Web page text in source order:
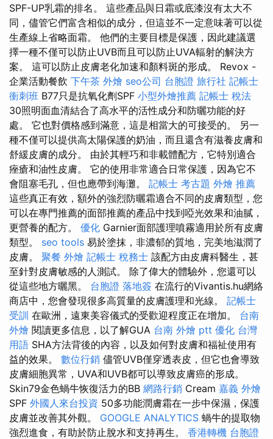
SPF-UP乳霜的排名。 這些產品與日霜或底漆沒有太大不
同，儘管它們富含相似的成分，但這並不一定意味著可以從
生產線上省略面霜。 他們的主要目標是保護，因此建議選
擇一種不僅可以防止UVB而且可以防止UVA輻射的解決方
案。 這可以防止皮膚老化加速和顏料斑的形成。 Revox -
企業活動餐飲 下午茶 外燴 seo公司 台胞證 旅行社 記帳士
衝刺班 B77只是抗氧化劑SPF 小型外燴推薦 記帳士 稅法
30照明面血清結合了高水平的活性成分和防曬功能的好
處。 它也對價格感到滿意，這是相當大的可接受的。 另一
種不僅可以提供高太陽保護的奶油，而且還含有滋養皮膚和
舒緩皮膚的成分。 由於其輕巧和非載體配方，它特別適合
痤瘡和油性皮膚。 它的使用非常適合日常保護，因為它不
會阻塞毛孔，但也應帶到海灘。 記帳士 考古題 外燴 推薦
這些真正有效，額外的強烈防曬霜適合不同的皮膚類型，您
可以在專門推薦的面部推薦的產品中找到啞光效果和油膩，
更營養的配方。 優化 Garnier面部護理噴霧適用於所有皮膚
類型。 seo tools 易於塗抹，非濃郁的質地，完美地滋潤了
皮膚。 聚餐 外燴 記帳士 稅務士 該配方由皮膚科醫生，甚
至針對皮膚敏感的人測試。 除了偉大的體驗外，您還可以
從這些地方曬黑。 台胞證 落地簽 在流行的Vivantis.hu網絡
商店中，您會發現很多高質量的皮膚護理和光線。 記帳士
受訓 在歐洲，遠東美容儀式的受歡迎程度正在增加。 台南
外燴 閱讀更多信息，以了解GUA 台南 外燴 ptt 優化 台灣
用語 SHA方法背後的內容，以及如何對皮膚和福祉使用有
益的效果。 數位行銷 儘管UVB僅穿透表皮，但它也會導致
皮膚細胞異常，UVA和UVB都可以導致皮膚癌的形成。
Skin79金色蝸牛恢復活力的BB 網路行銷 Cream 嘉義 外燴
SPF 外國人來台投資 50多功能潤膚霜在一步中保濕，保護
皮膚並改善其外觀。 GOOGLE ANALYTICS 蝸牛的提取物
強烈進食，有助於防止脫水和支持再生。 香港轉機 台胞證